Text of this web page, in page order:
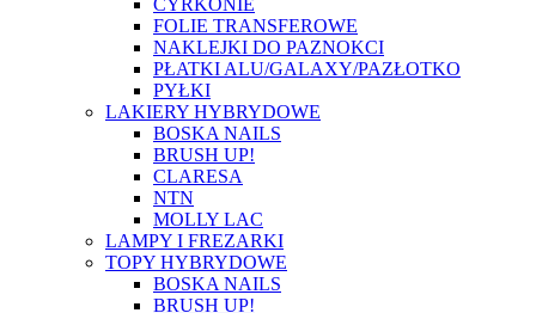
FOLIE TRANSFEROWE
NAKLEJKI DO PAZNOKCI
PŁATKI ALU/GALAXY/PAZŁOTKO
PYŁKI
LAKIERY HYBRYDOWE
BOSKA NAILS
BRUSH UP!
CLARESA
NTN
MOLLY LAC
LAMPY I FREZARKI
TOPY HYBRYDOWE
BOSKA NAILS
BRUSH UP!